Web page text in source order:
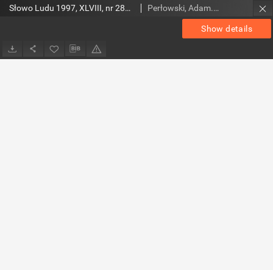
Show details
Słowo Ludu 1997, XLVIII, nr 285 (wydanie A) Perłowski, Adam. Red.